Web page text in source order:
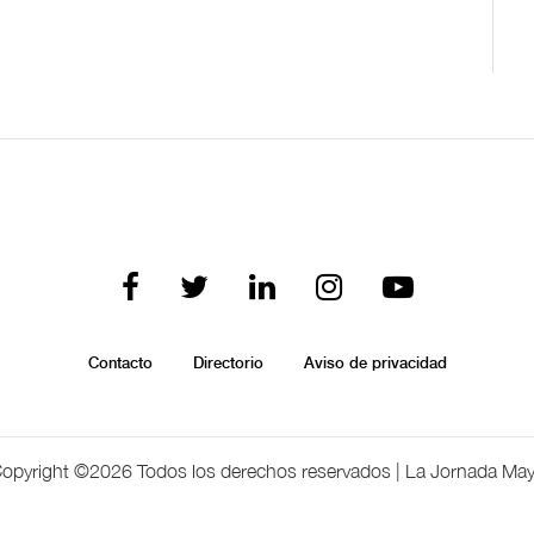
Contacto Directorio Aviso de privacidad
©2026 Todos los derechos reservados | La Jornada